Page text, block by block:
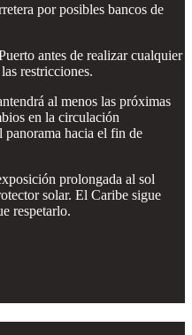
por posibles bancos de
antes de realizar cualquier
restricciones.
al menos las próximas
en la circulación
panorama hacia el fin de
prolongada al sol
solar. El Caribe sigue
respetarlo.